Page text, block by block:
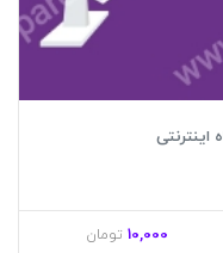
10,000 تومان